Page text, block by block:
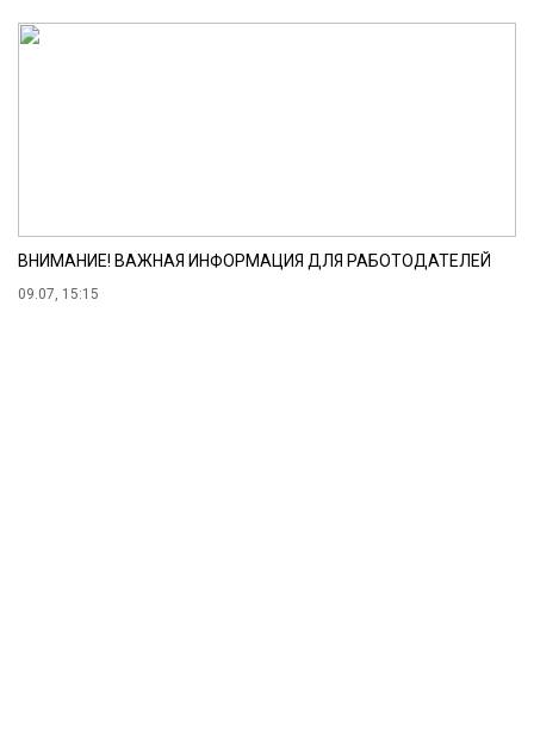
ВНИМАНИЕ! ВАЖНАЯ ИНФОРМАЦИЯ ДЛЯ РАБОТОДАТЕЛЕЙ
09.07, 15:15